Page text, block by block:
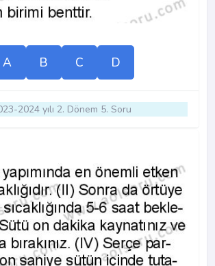
A B C D
2024 yılı 2. Dönem 5. Soru